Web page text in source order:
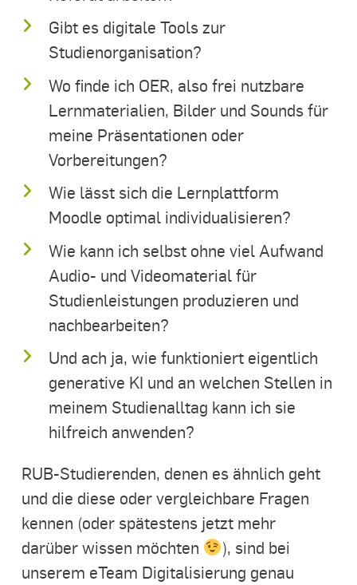
Gibt es digitale Tools zur
Studienorganisation?
Wo finde ich OER, also frei nutzbare
Lernmaterialien, Bilder und Sounds für
meine Präsentationen oder
Vorbereitungen?
Wie lässt sich die Lernplattform
Moodle optimal individualisieren?
Wie kann ich selbst ohne viel Aufwand
Audio- und Videomaterial für
Studienleistungen produzieren und
nachbearbeiten?
Und ach ja, wie funktioniert eigentlich
generative KI und an welchen Stellen in
meinem Studienalltag kann ich sie
hilfreich anwenden?
RUB-Studierenden, denen es ähnlich geht
und die diese oder vergleichbare Fragen
kennen (oder spätestens jetzt mehr
darüber wissen möchten
), sind bei
unserem eTeam Digitalisierung genau